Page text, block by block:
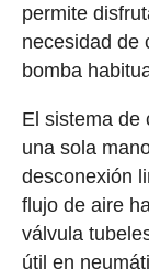
permite
necesidad de
bomba
El sistema de
una sola
desconexión
flujo de aire
válvula
útil en